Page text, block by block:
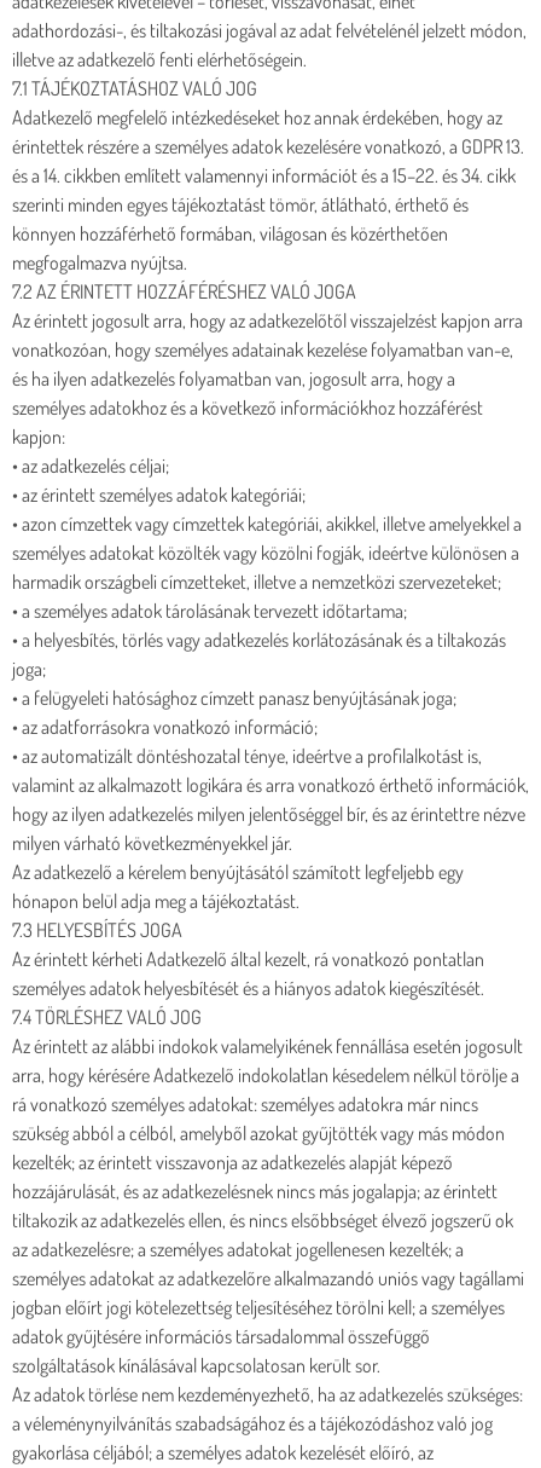
adathordozási-, és tiltakozási jogával az adat felvételénél jelzett módon,
illetve az adatkezelő fenti elérhetőségein.
7.1 TÁJÉKOZTATÁSHOZ VALÓ JOG
Adatkezelő megfelelő intézkedéseket hoz annak érdekében, hogy az
érintettek részére a személyes adatok kezelésére vonatkozó, a GDPR 13.
és a 14. cikkben említett valamennyi információt és a 15–22. és 34. cikk
szerinti minden egyes tájékoztatást tömör, átlátható, érthető és
könnyen hozzáférhető formában, világosan és közérthetően
megfogalmazva nyújtsa.
7.2 AZ ÉRINTETT HOZZÁFÉRÉSHEZ VALÓ JOGA
Az érintett jogosult arra, hogy az adatkezelőtől visszajelzést kapjon arra
vonatkozóan, hogy személyes adatainak kezelése folyamatban van-e,
és ha ilyen adatkezelés folyamatban van, jogosult arra, hogy a
személyes adatokhoz és a következő információkhoz hozzáférést
kapjon:
• az adatkezelés céljai;
• az érintett személyes adatok kategóriái;
• azon címzettek vagy címzettek kategóriái, akikkel, illetve amelyekkel a
személyes adatokat közölték vagy közölni fogják, ideértve különösen a
harmadik országbeli címzetteket, illetve a nemzetközi szervezeteket;
• a személyes adatok tárolásának tervezett időtartama;
• a helyesbítés, törlés vagy adatkezelés korlátozásának és a tiltakozás
joga;
• a felügyeleti hatósághoz címzett panasz benyújtásának joga;
• az adatforrásokra vonatkozó információ;
• az automatizált döntéshozatal ténye, ideértve a profilalkotást is,
valamint az alkalmazott logikára és arra vonatkozó érthető információk,
hogy az ilyen adatkezelés milyen jelentőséggel bír, és az érintettre nézve
milyen várható következményekkel jár.
Az adatkezelő a kérelem benyújtásától számított legfeljebb egy
hónapon belül adja meg a tájékoztatást.
7.3 HELYESBÍTÉS JOGA
Az érintett kérheti Adatkezelő által kezelt, rá vonatkozó pontatlan
személyes adatok helyesbítését és a hiányos adatok kiegészítését.
7.4 TÖRLÉSHEZ VALÓ JOG
Az érintett az alábbi indokok valamelyikének fennállása esetén jogosult
arra, hogy kérésére Adatkezelő indokolatlan késedelem nélkül törölje a
rá vonatkozó személyes adatokat: személyes adatokra már nincs
szükség abból a célból, amelyből azokat gyűjtötték vagy más módon
kezelték; az érintett visszavonja az adatkezelés alapját képező
hozzájárulását, és az adatkezelésnek nincs más jogalapja; az érintett
tiltakozik az adatkezelés ellen, és nincs elsőbbséget élvező jogszerű ok
az adatkezelésre; a személyes adatokat jogellenesen kezelték; a
személyes adatokat az adatkezelőre alkalmazandó uniós vagy tagállami
jogban előírt jogi kötelezettség teljesítéséhez törölni kell; a személyes
adatok gyűjtésére információs társadalommal összefüggő
szolgáltatások kínálásával kapcsolatosan került sor.
Az adatok törlése nem kezdeményezhető, ha az adatkezelés szükséges:
a véleménynyilvánítás szabadságához és a tájékozódáshoz való jog
gyakorlása céljából; a személyes adatok kezelését előíró, az